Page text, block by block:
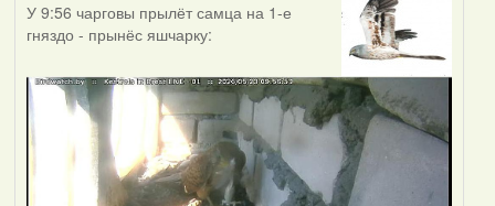
У 9:56 чарговы прылёт самца на 1-е
гняздо - прынёс яшчарку: